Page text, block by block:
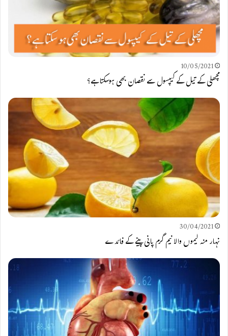
10/05/2021
مچھلی کے تیل کے کیپسول سے نقصان بھی ہوسکتا ہے؟
30/04/2021
نہار منہ لیموں والا نیم گرم پانی پینے کے فائدے